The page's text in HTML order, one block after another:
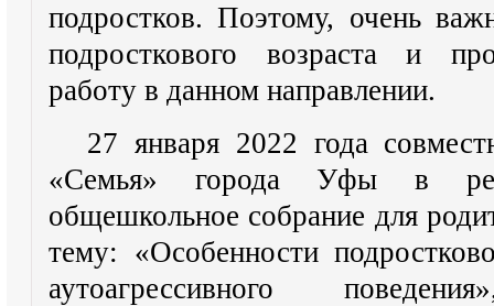
подростков. Поэтому, очень
подросткового возраста и
работу в данном направлении.
27 января 2022 года
«Семья» города Уфы в
общешкольное собрание для
тему: «Особенности
аутоагрессивного